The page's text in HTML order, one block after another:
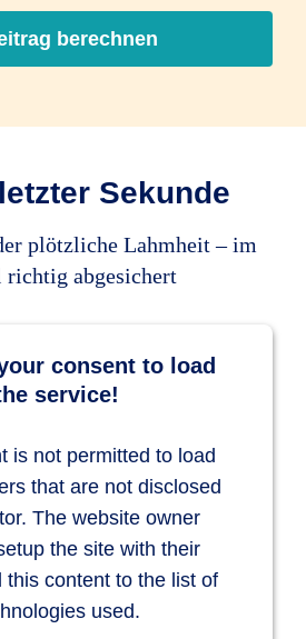
Fesselringband
Brust- und
Operation
und Arthrotomie
unbegrenzt
berechnen
Sekunde
plötzliche Lahmheit – im
abgesichert
consent to load
service!
is not permitted to load
that are not disclosed
The website owner
the site with their
this content to the list of
used.